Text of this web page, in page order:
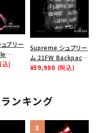
プリー
込)
Supreme シュプリー
ム 21FW Backpack
バックパック リュック
¥59,980 (税込)
ンキング